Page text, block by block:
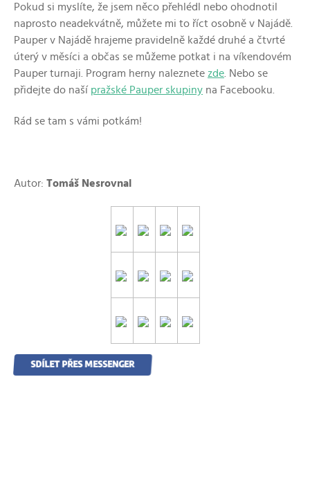
Pokud si myslíte, že jsem něco přehlédl nebo ohodnotil
naprosto neadekvátně, můžete mi to říct osobně v Najádě.
Pauper v Najádě hrajeme pravidelně každé druhé a čtvrté
úterý v měsíci a občas se můžeme potkat i na víkendovém
Pauper turnaji. Program herny naleznete zde . Nebo se
přidejte do naší pražské Pauper skupiny na Facebooku.
Rád se tam s vámi potkám!
Autor: Tomáš Nesrovnal
SDÍLET PŘES MESSENGER